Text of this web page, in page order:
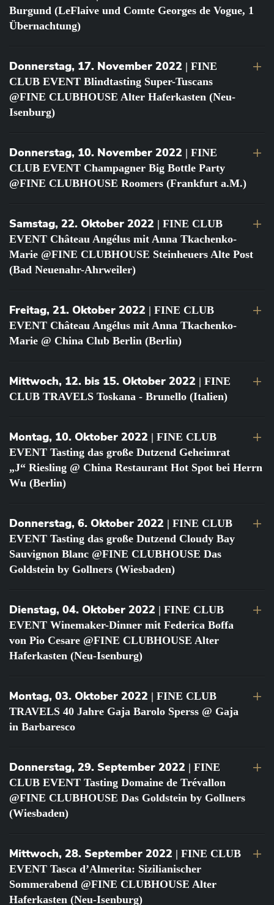
Burgund (LeFlaive und Comte Georges de Vogue, 1
Übernachtung)
Donnerstag, 17. November 2022 | FINE
CLUB EVENT Blindtasting Super-Tuscans
@FINE CLUBHOUSE Alter Haferkasten (Neu-
Isenburg)
Donnerstag, 10. November 2022 | FINE
CLUB EVENT Champagner Big Bottle Party
@FINE CLUBHOUSE Roomers (Frankfurt a.M.)
Samstag, 22. Oktober 2022 | FINE CLUB
EVENT Château Angélus mit Anna Tkachenko-
Marie @FINE CLUBHOUSE Steinheuers Alte Post
(Bad Neuenahr-Ahrweiler)
Freitag, 21. Oktober 2022 | FINE CLUB
EVENT Château Angélus mit Anna Tkachenko-
Marie @ China Club Berlin (Berlin)
Mittwoch, 12. bis 15. Oktober 2022 | FINE
CLUB TRAVELS Toskana - Brunello (Italien)
Montag, 10. Oktober 2022 | FINE CLUB
EVENT Tasting das große Dutzend Geheimrat
„J“ Riesling @ China Restaurant Hot Spot bei Herrn
Wu (Berlin)
Donnerstag, 6. Oktober 2022 | FINE CLUB
EVENT Tasting das große Dutzend Cloudy Bay
Sauvignon Blanc @FINE CLUBHOUSE Das
Goldstein by Gollners (Wiesbaden)
Dienstag, 04. Oktober 2022 | FINE CLUB
EVENT Winemaker-Dinner mit Federica Boffa
von Pio Cesare @FINE CLUBHOUSE Alter
Haferkasten (Neu-Isenburg)
Montag, 03. Oktober 2022 | FINE CLUB
TRAVELS 40 Jahre Gaja Barolo Sperss @ Gaja
in Barbaresco
Donnerstag, 29. September 2022 | FINE
CLUB EVENT Tasting Domaine de Trévallon
@FINE CLUBHOUSE Das Goldstein by Gollners
(Wiesbaden)
Mittwoch, 28. September 2022 | FINE CLUB
EVENT Tasca d’Almerita: Sizilianischer
Sommerabend @FINE CLUBHOUSE Alter
Haferkasten (Neu-Isenburg)